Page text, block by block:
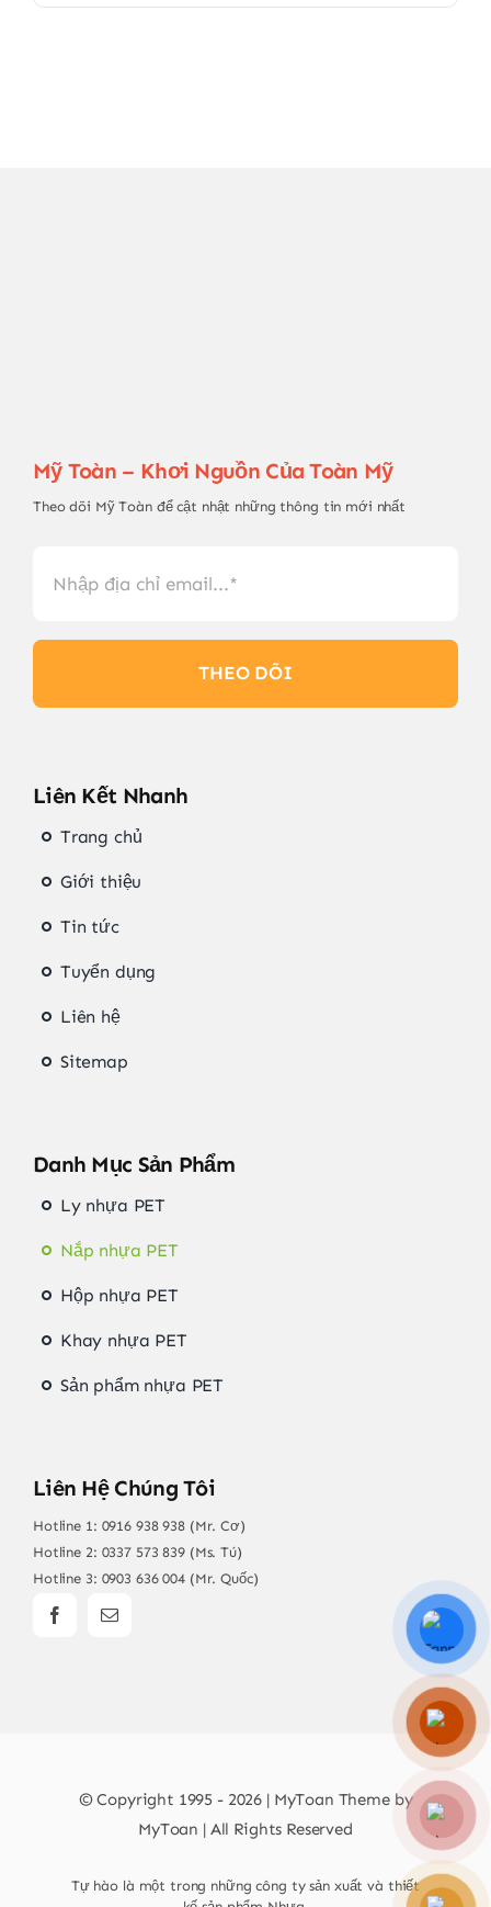
Mỹ Toàn – Khơi Nguồn Của Toàn Mỹ
Theo dõi Mỹ Toàn để cật nhật những thông tin mới nhất
THEO DÕI
Liên Kết Nhanh
Trang chủ
Giới thiệu
Tin tức
Tuyển dụng
Liên hệ
Sitemap
Danh Mục Sản Phẩm
Ly nhựa PET
Nắp nhựa PET
Hộp nhựa PET
Khay nhựa PET
Sản phẩm nhựa PET
Liên Hệ Chúng Tôi
Hotline 1: 0916 938 938 (Mr. Cơ)
Hotline 2: 0337 573 839 (Ms. Tú)
Hotline 3: 0903 636 004 (Mr. Quốc)
© Copyright 1995 - 2026 | MyToan Theme by
MyToan | All Rights Reserved
Tự hào là một trong những công ty sản xuất và thiết